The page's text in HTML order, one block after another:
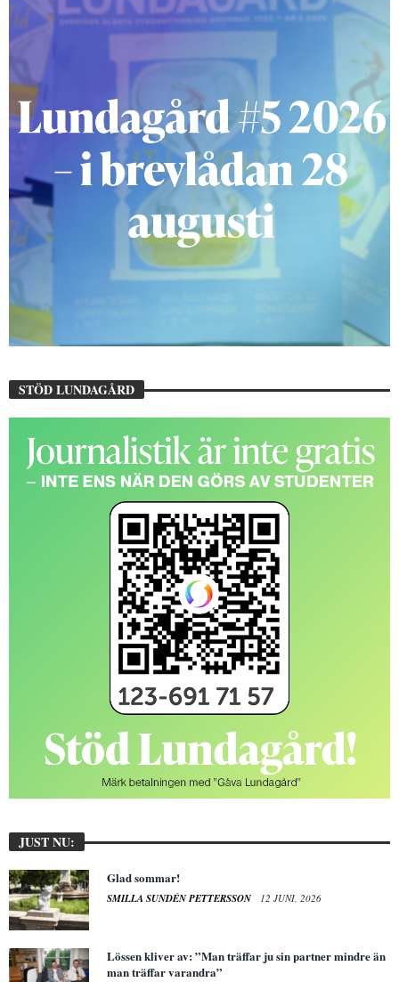
STÖD LUNDAGÅRD
JUST NU:
Glad sommar!
SMILLA SUNDÉN PETTERSSON 12 JUNI, 2026
Lössen kliver av: ”Man träffar ju sin partner mindre än
man träffar varandra”